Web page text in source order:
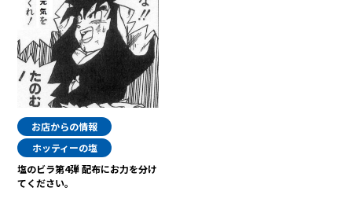
お店からの情報
ホッティーの塩
塩のビラ第4弾 配布にお力を分け
てください。